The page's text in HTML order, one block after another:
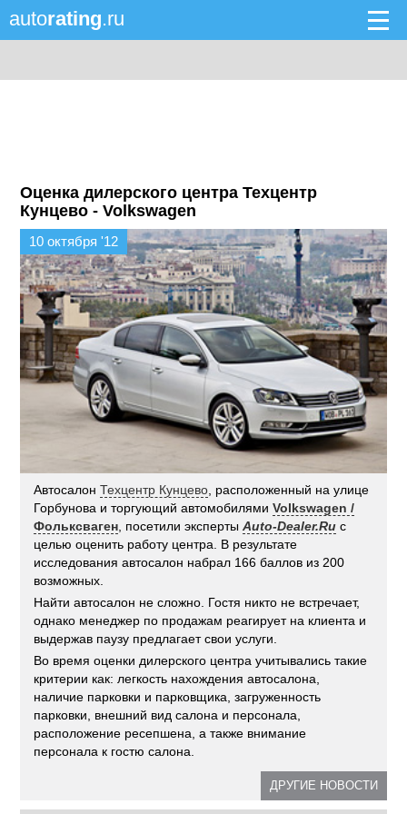
autorating.ru
Оценка дилерского центра Техцентр
Кунцево - Volkswagen
10 октября '12
АвтосалонТехцентр Кунцево , расположенный на улице
Горбунова и торгующий автомобилямиVolkswagen /
Фольксваген , посетили экспертыAuto-Dealer.Ru с
целью оценить работу центра. В результате
исследования автосалон набрал 166 баллов из 200
возможных.
Найти автосалон не сложно. Гостя никто не встречает,
однако менеджер по продажам реагирует на клиента и
выдержав паузу предлагает свои услуги.
Во время оценки дилерского центра учитывались такие
критерии как: легкость нахождения автосалона,
наличие парковки и парковщика, загруженность
парковки, внешний вид салона и персонала,
расположение ресепшена, а также внимание
персонала к гостю салона.
ДРУГИЕ НОВОСТИ